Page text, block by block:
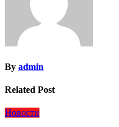
By admin
Related Post
Новости